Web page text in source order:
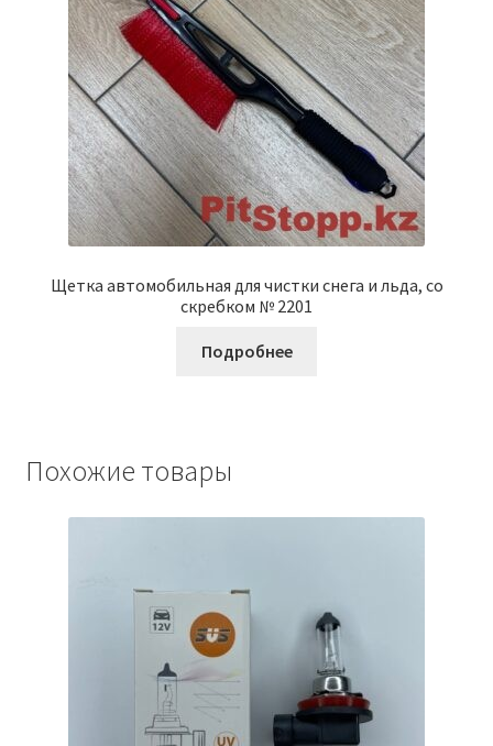
Щетка автомобильная для чистки снега и льда, со
скребком № 2201
Подробнее
Похожие товары